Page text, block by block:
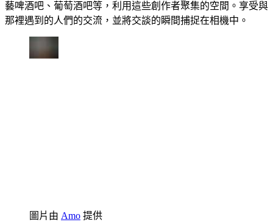
藝啤酒吧、葡萄酒吧等，利用這些創作者聚集的空間。享受與
那裡遇到的人們的交流，並將交談的瞬間捕捉在相機中。
圖片由 Amo 提供